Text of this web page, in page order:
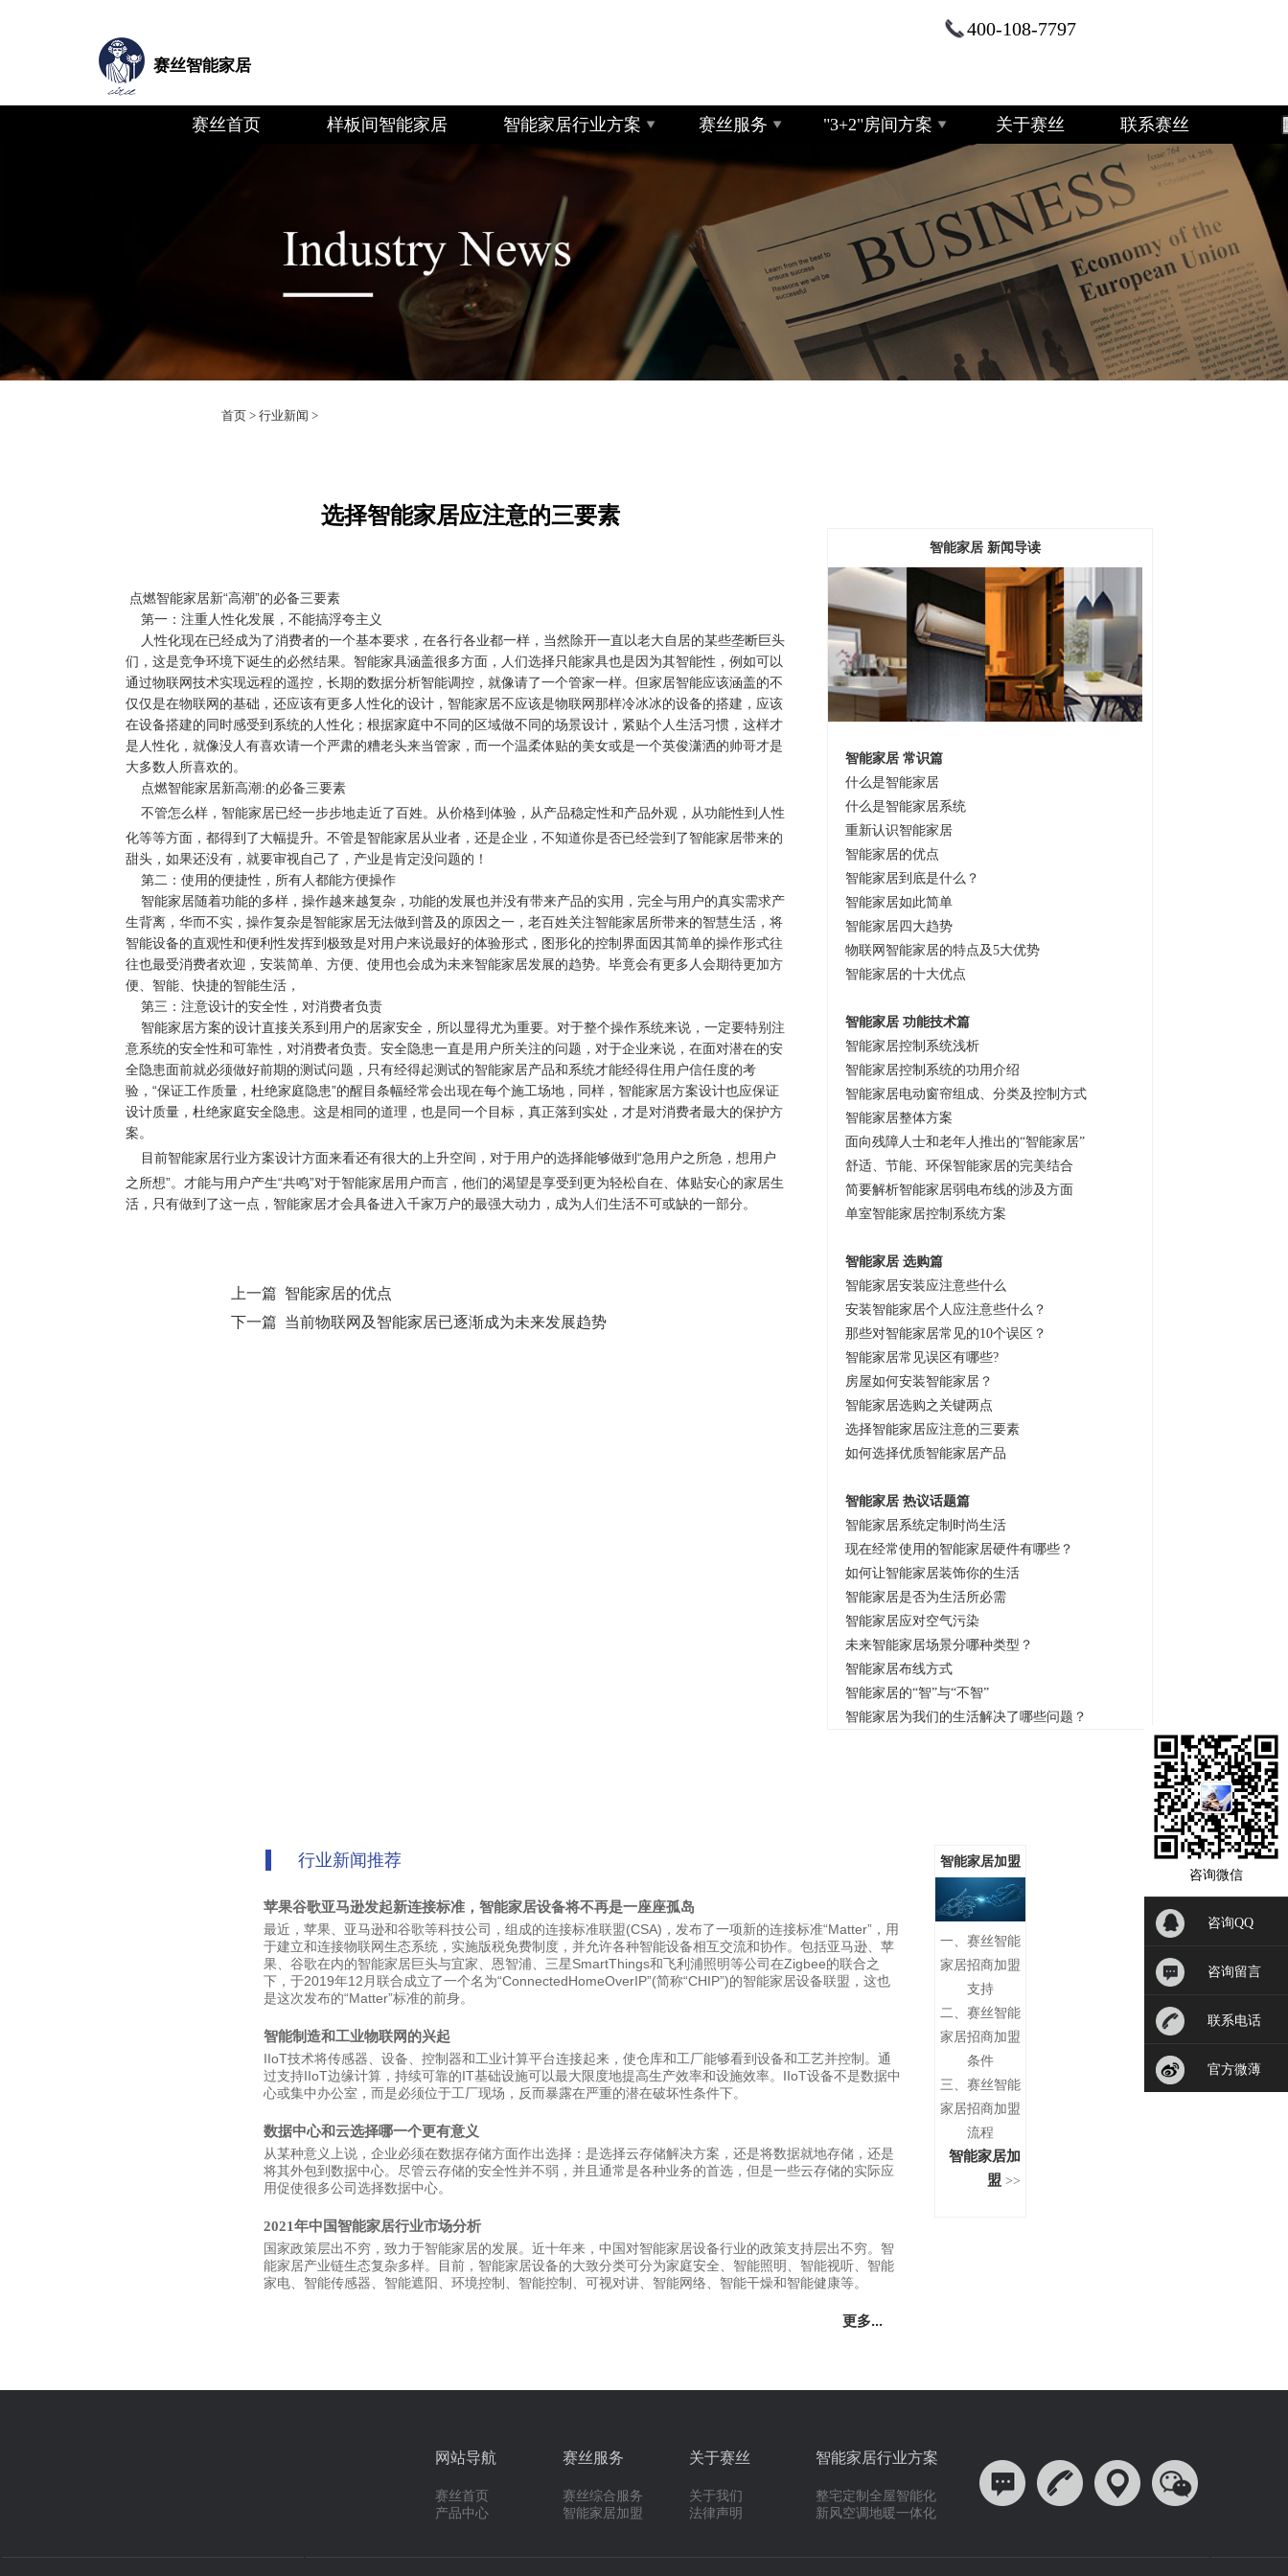
赛丝智能家居
400-108-7797
赛丝首页 样板间智能家居 智能家居行业方案 赛丝服务 "3+2"房间方案 关于赛丝 联系赛丝
首页 > 行业新闻 >
选择智能家居应注意的三要素
点燃智能家居新“高潮”的必备三要素
第一：注重人性化发展，不能搞浮夸主义
人性化现在已经成为了消费者的一个基本要求，在各行各业都一样，当然除开一直以老大自居的某些垄断巨头
们，这是竞争环境下诞生的必然结果。智能家具涵盖很多方面，人们选择只能家具也是因为其智能性，例如可以
通过物联网技术实现远程的遥控，长期的数据分析智能调控，就像请了一个管家一样。但家居智能应该涵盖的不
仅仅是在物联网的基础，还应该有更多人性化的设计，智能家居不应该是物联网那样冷冰冰的设备的搭建，应该
在设备搭建的同时感受到系统的人性化；根据家庭中不同的区域做不同的场景设计，紧贴个人生活习惯，这样才
是人性化，就像没人有喜欢请一个严肃的糟老头来当管家，而一个温柔体贴的美女或是一个英俊潇洒的帅哥才是
大多数人所喜欢的。
点燃智能家居新高潮:的必备三要素
不管怎么样， 智能家居已经一步步地走近了百姓。从价格到体验，从产品稳定性和产品外观，从功能性到人性
化等等方面，都得到了大幅提升。不管是智能家居从业者，还是企业，不知道你是否已经尝到了智能家居带来的
甜头，如果还没有，就要审视自己了，产业是肯定没问题的！
第二：使用的便捷性，所有人都能方便操作
智能家居随着功能的多样，操作越来越复杂，功能的发展也并没有带来产品的实用，完全与用户的真实需求产
生背离，华而不实，操作复杂是智能家居无法做到普及的原因之一，老百姓关注智能家居所带来的智慧生活，将
智能设备的直观性和便利性发挥到极致是对用户来说最好的体验形式，图形化的控制界面因其简单的操作形式往
往也最受消费者欢迎，安装简单、方便、使用也会成为未来智能家居发展的趋势。毕竟会有更多人会期待更加方
便、智能、快捷的智能生活，
第三：注意设计的安全性，对消费者负责
智能家居方案的设计直接关系到用户的居家安全，所以显得尤为重要。对于整个操作系统来说，一定要特别注
意系统的安全性和可靠性，对消费者负责。安全隐患一直是用户所关注的问题，对于企业来说，在面对潜在的安
全隐患面前就必须做好前期的测试问题，只有经得起测试的智能家居产品和系统才能经得住用户信任度的考
验，“保证工作质量，杜绝家庭隐患”的醒目条幅经常会出现在每个施工场地，同样，智能家居方案设计也应保证
设计质量，杜绝家庭安全隐患。这是相同的道理，也是同一个目标，真正落到实处，才是对消费者最大的保护方
案。
目前智能家居行业方案设计方面来看还有很大的上升空间，对于用户的选择能够做到“急用户之所急，想用户
之所想”。才能与用户产生“共鸣”对于智能家居用户而言，他们的渴望是享受到更为轻松自在、体贴安心的家居生
活，只有做到了这一点，智能家居才会具备进入千家万户的最强大动力，成为人们生活不可或缺的一部分。
上一篇 智能家居的优点
下一篇 当前物联网及智能家居已逐渐成为未来发展趋势
智能家居 新闻导读
智能家居 常识篇
什么是智能家居
什么是智能家居系统
重新认识智能家居
智能家居的优点
智能家居到底是什么？
智能家居如此简单
智能家居四大趋势
物联网智能家居的特点及5大优势
智能家居的十大优点
智能家居 功能技术篇
智能家居控制系统浅析
智能家居控制系统的功用介绍
智能家居电动窗帘组成、分类及控制方式
智能家居整体方案
面向残障人士和老年人推出的“智能家居”
舒适、节能、环保智能家居的完美结合
简要解析智能家居弱电布线的涉及方面
单室智能家居控制系统方案
智能家居 选购篇
智能家居安装应注意些什么
安装智能家居个人应注意些什么？
那些对智能家居常见的10个误区？
智能家居常见误区有哪些?
房屋如何安装智能家居？
智能家居选购之关键两点
选择智能家居应注意的三要素
如何选择优质智能家居产品
智能家居 热议话题篇
智能家居系统定制时尚生活
现在经常使用的智能家居硬件有哪些？
如何让智能家居装饰你的生活
智能家居是否为生活所必需
智能家居应对空气污染
未来智能家居场景分哪种类型？
智能家居布线方式
智能家居的“智”与“不智”
智能家居为我们的生活解决了哪些问题？
行业新闻推荐
苹果谷歌亚马逊发起新连接标准，智能家居设备将不再是一座座孤岛
最近，苹果、亚马逊和谷歌等科技公司，组成的连接标准联盟(CSA)，发布了一项新的连接标准“Matter”，用
于建立和连接物联网生态系统，实施版税免费制度，并允许各种智能设备相互交流和协作。包括亚马逊、苹
果、谷歌在内的智能家居巨头与宜家、恩智浦、三星SmartThings和飞利浦照明等公司在Zigbee的联合之
下，于2019年12月联合成立了一个名为“ConnectedHomeOverIP”(简称“CHIP”)的智能家居设备联盟，这也
是这次发布的“Matter”标准的前身。
智能制造和工业物联网的兴起
IIoT技术将传感器、设备、控制器和工业计算平台连接起来，使仓库和工厂能够看到设备和工艺并控制。通
过支持IIoT边缘计算，持续可靠的IT基础设施可以最大限度地提高生产效率和设施效率。IIoT设备不是数据中
心或集中办公室，而是必须位于工厂现场，反而暴露在严重的潜在破坏性条件下。
数据中心和云选择哪一个更有意义
从某种意义上说，企业必须在数据存储方面作出选择：是选择云存储解决方案，还是将数据就地存储，还是
将其外包到数据中心。尽管云存储的安全性并不弱，并且通常是各种业务的首选，但是一些云存储的实际应
用促使很多公司选择数据中心。
2021年中国智能家居行业市场分析
国家政策层出不穷，致力于智能家居的发展。近十年来，中国对智能家居设备行业的政策支持层出不穷。智
能家居产业链生态复杂多样。目前，智能家居设备的大致分类可分为家庭安全、智能照明、智能视听、智能
家电、智能传感器、智能遮阳、环境控制、智能控制、可视对讲、智能网络、智能干燥和智能健康等。
更多...
智能家居加盟
一、赛丝智能
家居招商加盟
支持
二、赛丝智能
家居招商加盟
条件
三、赛丝智能
家居招商加盟
流程
智能家居加
盟 >>
网站导航 赛丝服务 关于赛丝 智能家居行业方案
赛丝首页
产品中心
赛丝综合服务
智能家居加盟
关于我们
法律声明
整宅定制全屋智能化
新风空调地暖一体化
咨询微信
咨询QQ
咨询留言
联系电话
官方微薄